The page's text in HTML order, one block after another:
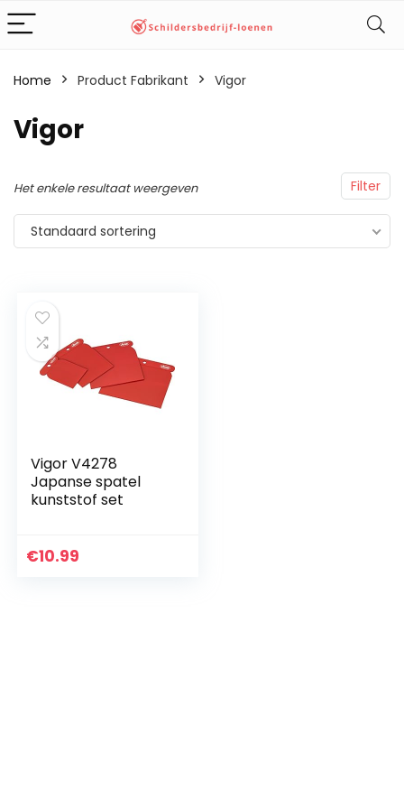
Home Product Fabrikant ‎Vigor
‎Vigor
Filter
Het enkele resultaat weergeven
Standaard sortering
Vigor V4278
Japanse spatel
kunststof set
€10.99